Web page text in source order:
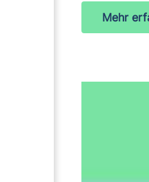
Mehr